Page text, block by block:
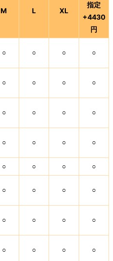
M L XL
指定
+4430
円
○ ○ ○ ○
○ ○ ○ ○
○ ○ ○ ○
○ ○ ○ ○
○ ○ ○ ○
○ ○ ○ ○
○ ○ ○ ○
○ ○ ○ ○